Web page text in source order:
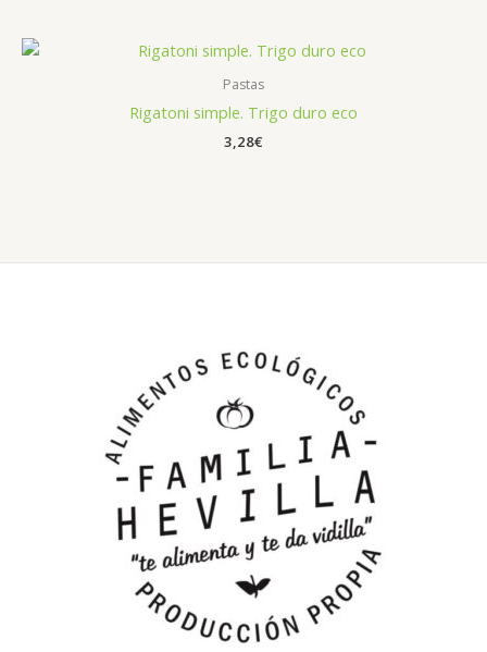
Pastas
Rigatoni simple. Trigo duro eco
3,28€